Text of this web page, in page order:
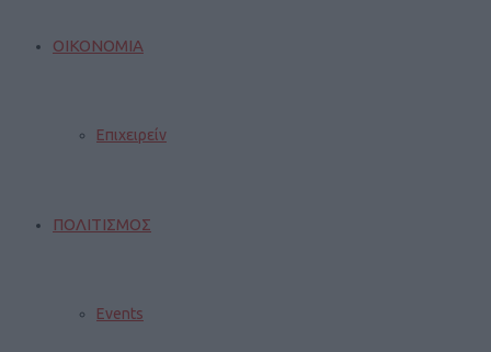
ΟΙΚΟΝΟΜΙΑ
Επιχειρείν
ΠΟΛΙΤΙΣΜΟΣ
Events